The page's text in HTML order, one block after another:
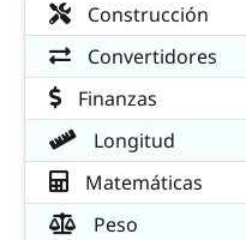
Construcción
Convertidores
Finanzas
Longitud
Matemáticas
Peso